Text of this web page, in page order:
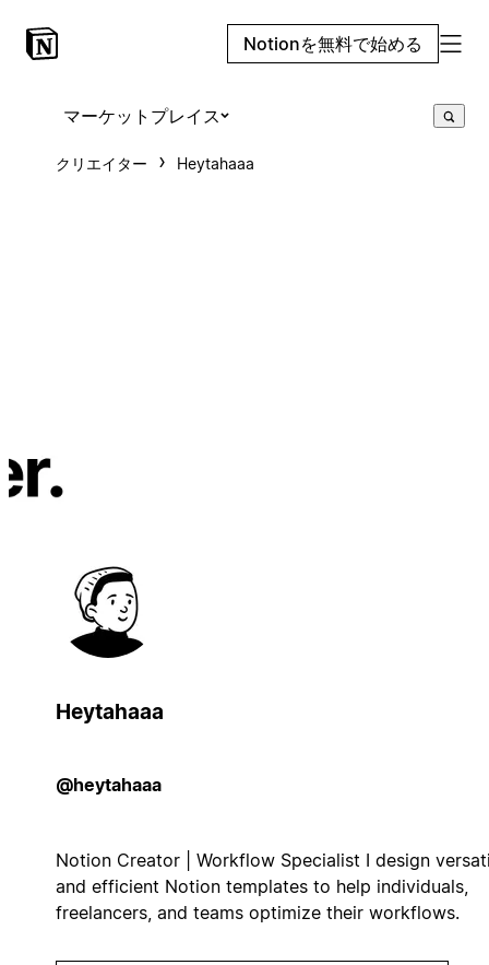
Notionを無料で始める
マーケットプレイス
クリエイター Heytahaaa
Heytahaaa
@heytahaaa
Notion Creator | Workflow Specialist I design
and efficient Notion templates to help individuals,
freelancers, and teams optimize their workflows.